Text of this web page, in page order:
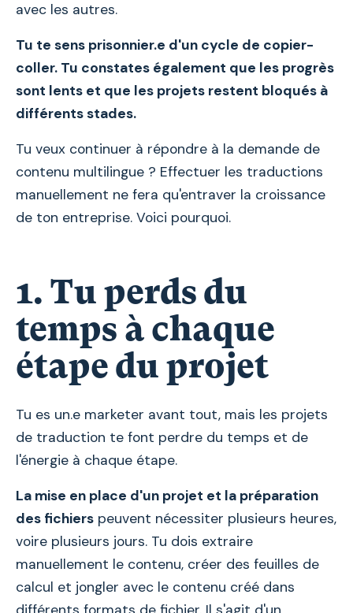
avec les autres.
Tu te sens prisonnier.e d'un cycle de copier-
coller. Tu constates également que les progrès
sont lents et que les projets restent bloqués à
différents stades.
Tu veux continuer à répondre à la demande de
contenu multilingue ? Effectuer les traductions
manuellement ne fera qu'entraver la croissance
de ton entreprise. Voici pourquoi.
1. Tu perds du
temps à chaque
étape du projet
Tu es un.e marketer avant tout, mais les projets
de traduction te font perdre du temps et de
l'énergie à chaque étape.
La mise en place d'un projet et la préparation
des fichiers peuvent nécessiter plusieurs heures,
voire plusieurs jours. Tu dois extraire
manuellement le contenu, créer des feuilles de
calcul et jongler avec le contenu créé dans